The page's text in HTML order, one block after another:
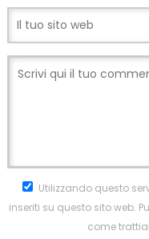
Utilizzando questo
inseriti su questo sito web.
come